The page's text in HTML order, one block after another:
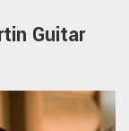
Guitar